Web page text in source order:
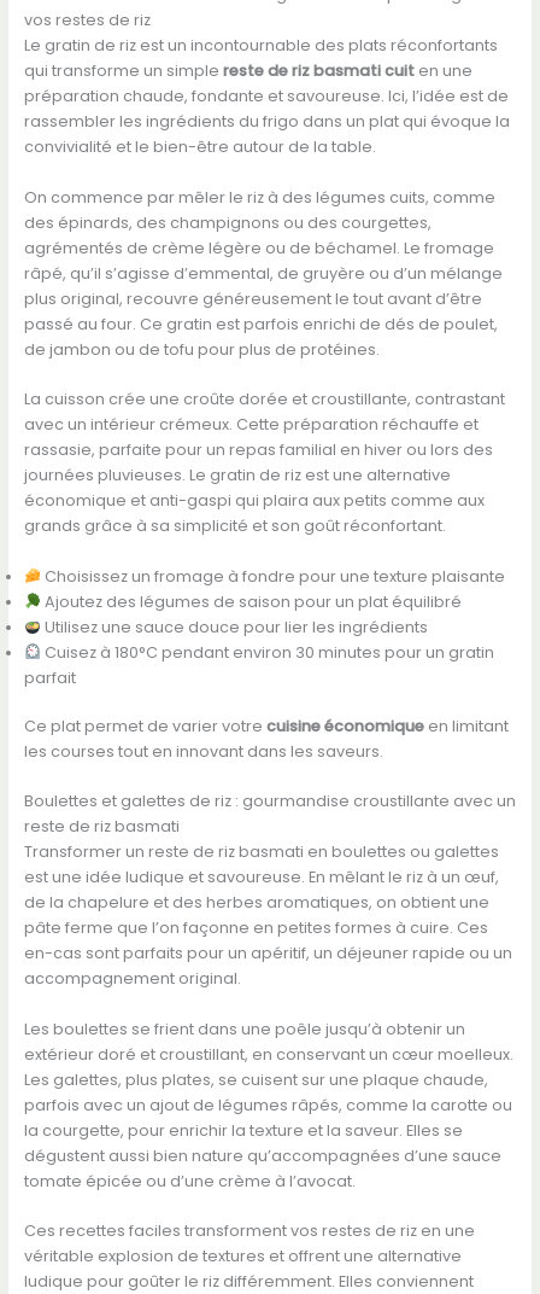
vos restes de riz
Le gratin de riz est un incontournable des plats réconfortants
qui transforme un simple reste de riz basmati cuiten une
préparation chaude, fondante et savoureuse. Ici, l’idée est de
rassembler les ingrédients du frigo dans un plat qui évoque la
convivialité et le bien-être autour de la table.
On commence par mêler le riz à des légumes cuits, comme
des épinards, des champignons ou des courgettes,
agrémentés de crème légère ou de béchamel. Le fromage
râpé, qu’il s’agisse d’emmental, de gruyère ou d’un mélange
plus original, recouvre généreusement le tout avant d’être
passé au four. Ce gratin est parfois enrichi de dés de poulet,
de jambon ou de tofu pour plus de protéines.
La cuisson crée une croûte dorée et croustillante, contrastant
avec un intérieur crémeux. Cette préparation réchauffe et
rassasie, parfaite pour un repas familial en hiver ou lors des
journées pluvieuses. Le gratin de riz est une alternative
économique et anti-gaspi qui plaira aux petits comme aux
grands grâce à sa simplicité et son goût réconfortant.
Choisissez un fromage à fondre pour une texture plaisante
Ajoutez des légumes de saison pour un plat équilibré
Utilisez une sauce douce pour lier les ingrédients
Cuisez à 180°C pendant environ 30 minutes pour un gratin
parfait
Ce plat permet de varier votre cuisine économiqueen limitant
les courses tout en innovant dans les saveurs.
Boulettes et galettes de riz : gourmandise croustillante avec un
reste de riz basmati
Transformer un reste de riz basmati en boulettes ou galettes
est une idée ludique et savoureuse. En mêlant le riz à un œuf,
de la chapelure et des herbes aromatiques, on obtient une
pâte ferme que l’on façonne en petites formes à cuire. Ces
en-cas sont parfaits pour un apéritif, un déjeuner rapide ou un
accompagnement original.
Les boulettes se frient dans une poêle jusqu’à obtenir un
extérieur doré et croustillant, en conservant un cœur moelleux.
Les galettes, plus plates, se cuisent sur une plaque chaude,
parfois avec un ajout de légumes râpés, comme la carotte ou
la courgette, pour enrichir la texture et la saveur. Elles se
dégustent aussi bien nature qu’accompagnées d’une sauce
tomate épicée ou d’une crème à l’avocat.
Ces recettes faciles transforment vos restes de riz en une
véritable explosion de textures et offrent une alternative
ludique pour goûter le riz différemment. Elles conviennent